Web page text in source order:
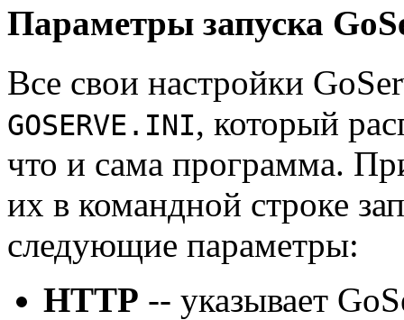
Параметры запуска
Все свои настройки
GOSERVE.INI, который
что и сама программа.
их в командной строке
следующие параметры:
HTTP -- указывает